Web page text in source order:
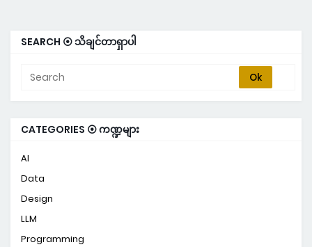
SEARCH ⦿ သိချင်တာရှာပါ
CATEGORIES ⦿ ကဏ္ဍများ
AI
Data
Design
LLM
Programming